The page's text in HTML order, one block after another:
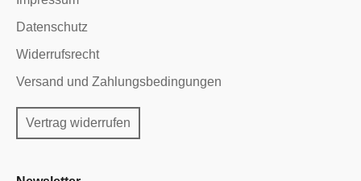
Datenschutz
Widerrufsrecht
Versand und Zahlungsbedingungen
Vertrag widerrufen